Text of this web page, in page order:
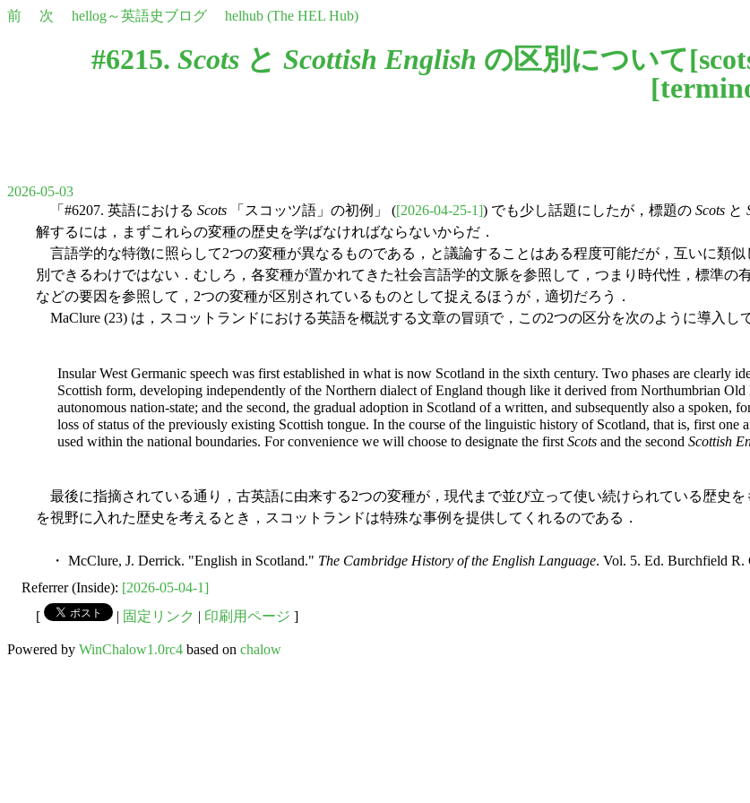
前 次 hellog～英語史ブログ helhub (The HEL Hub)
#6215. Scots と Scottish English の区別について[
[
2026-05-03
「#6207. 英語における Scots 「スコッツ語」の初例」 ([2026-04-25-1]) でも少し話題にしたが，標題の Scots と
解するには，まずこれらの変種の歴史を学ばなければならないからだ．
言語学的な特徴に照らして2つの変種が異なるものである，と議論することはある程度可能だが，互いに類
別できるわけではない．むしろ，各変種が置かれてきた社会言語学的文脈を参照して，つまり時代性，標準
などの要因を参照して，2つの変種が区別されているものとして捉えるほうが，適切だろう．
MaClure (23) は，スコットランドにおける英語を概説する文章の冒頭で，この2つの区分を次のように導入し
Insular West Germanic speech was first established in what is now Scotland in the sixth century. Two phases are clearly
Scottish form, developing independently of the Northern dialect of England though like it derived from Northumbrian
autonomous nation-state; and the second, the gradual adoption in Scotland of a written, and subsequently also a spoken,
loss of status of the previously existing Scottish tongue. In the course of the linguistic history of Scotland, that is, first one
used within the national boundaries. For convenience we will choose to designate the first Scots and the second Scottish
最後に指摘されている通り，古英語に由来する2つの変種が，現代まで並び立って使い続けられている歴史
を視野に入れた歴史を考えるとき，スコットランドは特殊な事例を提供してくれるのである．
・ McClure, J. Derrick. "English in Scotland." The Cambridge History of the English Language. Vol. 5. Ed. Burchfield R.
Referrer (Inside): [2026-05-04-1]
[
| 固定リンク | 印刷用ページ ]
Powered by WinChalow1.0rc4 based on chalow